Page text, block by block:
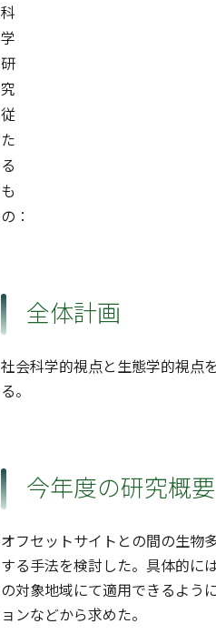
科
学
研
究
従
た
る
も
の：
全体計画
社会科学的視点と生態学的視点
る。
今年度の研究概要
オフセットサイトとの間の生物
する手法を検討した。具体的に
の対象地域にて適用できるよう
ョンなどから求めた。